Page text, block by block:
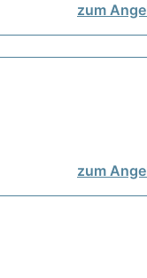
zum
zum